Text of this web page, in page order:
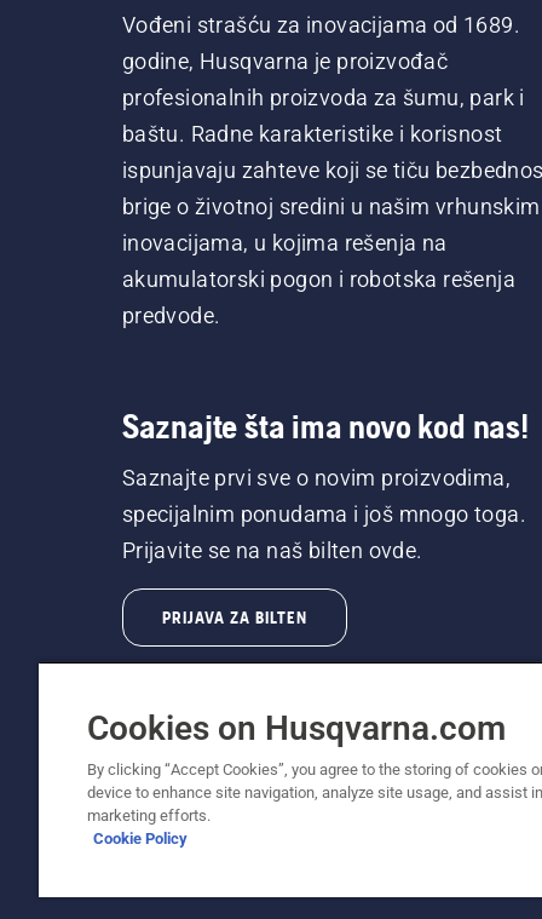
Vođeni strašću za inovacijama od 1689.
godine, Husqvarna je proizvođač
profesionalnih proizvoda za šumu, park i
baštu. Radne karakteristike i korisnost
ispunjavaju zahteve koji se tiču
brige o životnoj sredini u našim vrhunskim
inovacijama, u kojima rešenja na
akumulatorski pogon i robotska rešenja
predvode.
Saznajte šta ima novo kod nas!
Saznajte prvi sve o novim proizvodima,
specijalnim ponudama i još mnogo toga.
Prijavite se na naš bilten ovde.
PRIJAVA ZA BILTEN
© Husqvarna AB (publ). Sva prava zadržana.
Politika o kolačićima
Cookies on Husqvarna.com
By clicking “Accept Cookies”, you agree to the storing of cookies
device to enhance site navigation, analyze site usage, and assist
marketing efforts.
Cookie Policy